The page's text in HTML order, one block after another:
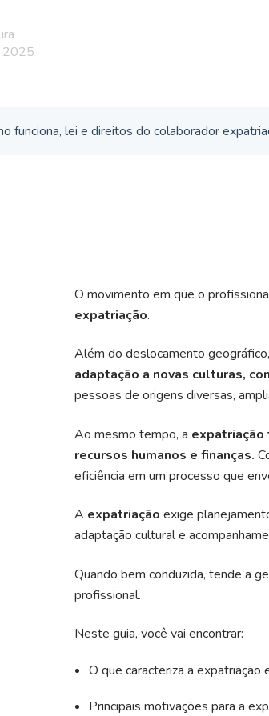
2025
funciona, lei e direitos do colaborador
O movimento em que o
expatriação.
Além do deslocamento
adaptação a novas culturas,
pessoas de origens diversas,
Ao mesmo tempo, a expatriação
recursos humanos e finanças.
eficiência em um processo que
A expatriação exige
adaptação cultural e
Quando bem conduzida, tende a
profissional.
Neste guia, você vai encontrar:
O que caracteriza a
Principais motivações para a